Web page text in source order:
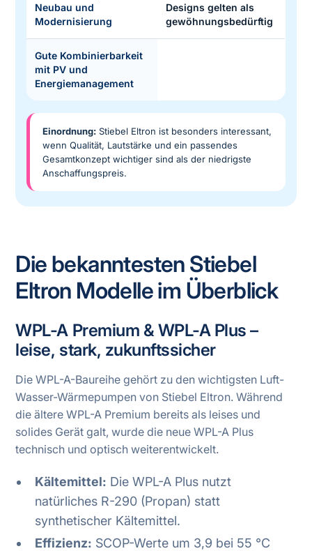
Neubau und
Modernisierung
Designs gelten als
gewöhnungsbedürftig
Gute Kombinierbarkeit
mit PV und
Energiemanagement
Einordnung: Stiebel Eltron ist besonders interessant,
wenn Qualität, Lautstärke und ein passendes
Gesamtkonzept wichtiger sind als der niedrigste
Anschaffungspreis.
Die bekanntesten Stiebel
Eltron Modelle im Überblick
WPL-A Premium & WPL-A Plus –
leise, stark, zukunftssicher
Die WPL-A-Baureihe gehört zu den wichtigsten Luft-
Wasser-Wärmepumpen von Stiebel Eltron. Während
die ältere WPL-A Premium bereits als leises und
solides Gerät galt, wurde die neue WPL-A Plus
technisch und optisch weiterentwickelt.
Kältemittel: Die WPL-A Plus nutzt
natürliches R-290 (Propan) statt
synthetischer Kältemittel.
Effizienz: SCOP-Werte um 3,9 bei 55 °C